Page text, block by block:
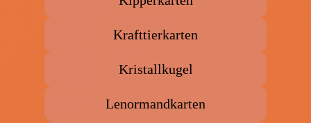
Krafttierkarten
Kristallkugel
Lenormandkarten